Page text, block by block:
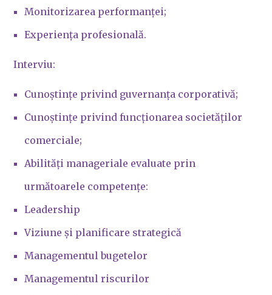
Monitorizarea performanței;
Experiența profesională.
Interviu:
Cunoștințe privind guvernanța corporativă;
Cunoștințe privind funcționarea societăților
comerciale;
Abilități manageriale evaluate prin
următoarele competențe:
Leadership
Viziune și planificare strategică
Managementul bugetelor
Managementul riscurilor